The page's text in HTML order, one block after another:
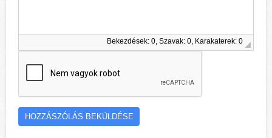
Bekezdések: 0, Szavak: 0, Karakaterek: 0